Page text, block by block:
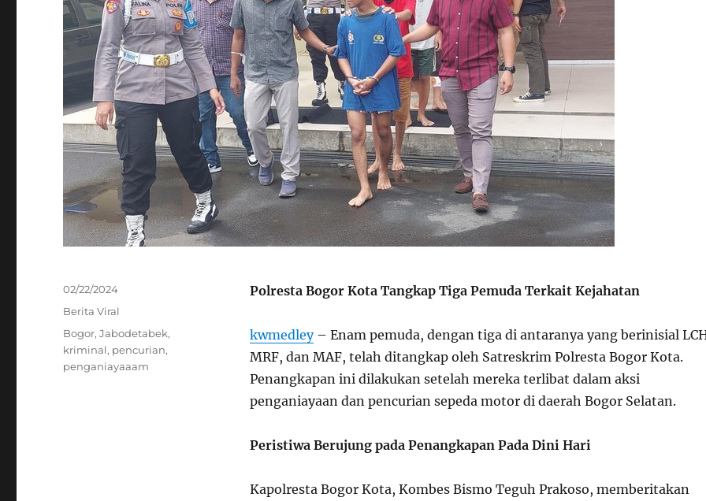
Polresta Bogor Kota Tangkap Tiga Pemuda Terkait Kejahatan
kwmedley– Enam pemuda, dengan tiga di antaranya yang berinisial
MRF, dan MAF, telah ditangkap oleh Satreskrim Polresta Bogor Kota.
Penangkapan ini dilakukan setelah mereka terlibat dalam aksi
penganiayaan dan pencurian sepeda motor di daerah Bogor Selatan.
Peristiwa Berujung pada Penangkapan Pada Dini Hari
Kapolresta Bogor Kota, Kombes Bismo Teguh Prakoso, memberitakan
Posted
02/22/2024
Categories
Berita Viral
Tags
Bogor,Jabodetabek,
kriminal, pencurian,
penganiayaaam